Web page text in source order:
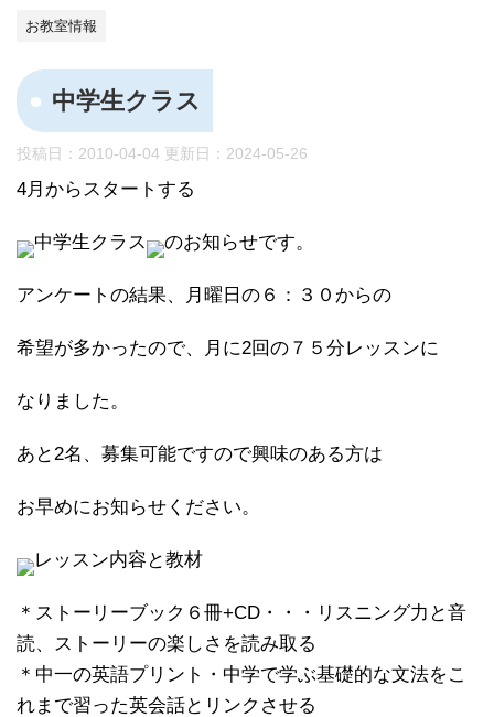
お教室情報
中学生クラス
投稿日：2010-04-04 更新日： 2024-05-26
4月からスタートする
中学生クラス のお知らせです。
アンケートの結果、月曜日の６：３０からの
希望が多かったので、月に2回の７５分レッスンに
なりました。
あと2名、募集可能ですので興味のある方は
お早めにお知らせください。
レッスン内容と教材
＊ストーリーブック６冊+CD・・・リスニング力と音
読、ストーリーの楽しさを読み取る
＊中一の英語プリント・中学で学ぶ基礎的な文法をこ
れまで習った英会話とリンクさせる